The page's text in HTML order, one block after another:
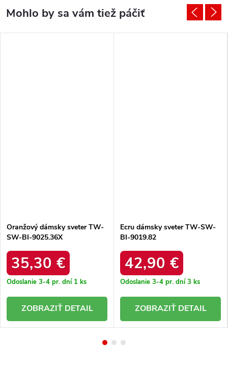
Oranžový dámsky sveter TW-
SW-BI-9025.36X
35,30 €
Odoslanie 3-4 pr. dní 1 ks
DETAIL
Ecru dámsky sveter TW-SW-
BI-9019.82
42,90 €
Odoslanie 3-4 pr. dní3 ks
DETAIL